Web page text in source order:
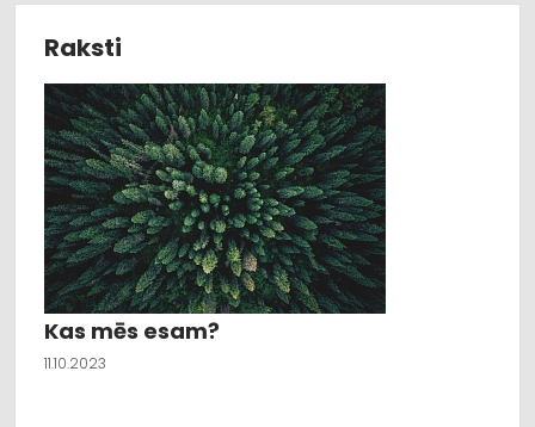
Raksti
Kas mēs esam?
11.10.2023